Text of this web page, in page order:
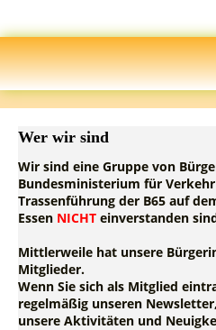
Wer wir sind
Wir sind eine Gruppe von
Bundesministerium für
Trassenführung der B65 auf
Essen NICHT einverstanden
Mittlerweile hat unsere
Mitglieder.
Wenn Sie sich als Mitglied
regelmäßig unseren
unsere Aktivitäten und